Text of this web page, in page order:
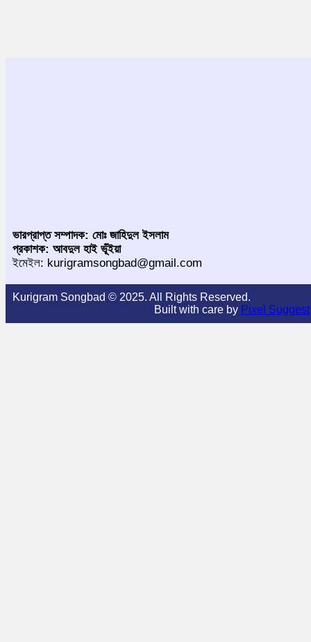
ভারপ্রাপ্ত সম্পাদক: মোঃ জাহিদুল ইসলাম
প্রকাশক: আবদুল হাই ভূঁইয়া
ইমেইল: kurigramsongbad@gmail.com
Kurigram Songbad © 2025. All Rights Reserved.
Built with care by Pixel Suggest